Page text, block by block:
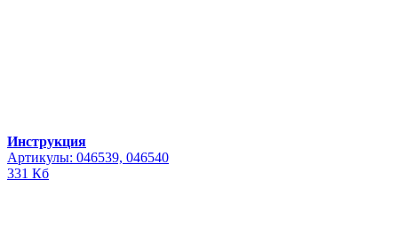
Инструкция
Артикулы: 046539, 046540
331 Кб